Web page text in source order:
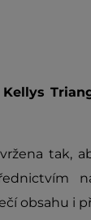
tak,
obsahu i